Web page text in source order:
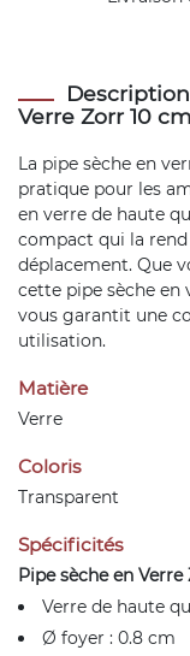
Verre Zorr 10 cm
La pipe sèche en
pratique pour les
en verre de haute
compact qui la
déplacement. Que
cette pipe sèche en
vous garantit une
utilisation.
Matière
Verre
Coloris
Transparent
Spécificités
Pipe sèche en Verre
Verre de haute
Ø foyer : 0.8 cm